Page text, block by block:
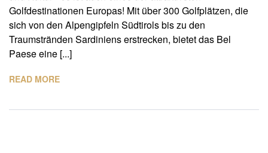
Golfdestinationen Europas! Mit über 300 Golfplätzen, die
sich von den Alpengipfeln Südtirols bis zu den
Traumstränden Sardiniens erstrecken, bietet das Bel
Paese eine [...]
READ MORE